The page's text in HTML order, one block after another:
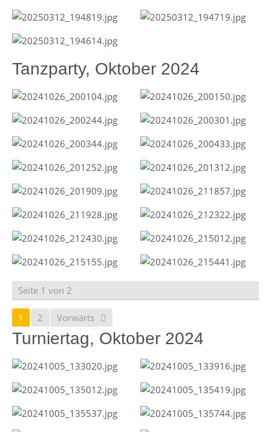
Tanzparty, Oktober 2024
Seite 1 von 2
1 2 Vorwärts
Turniertag, Oktober 2024